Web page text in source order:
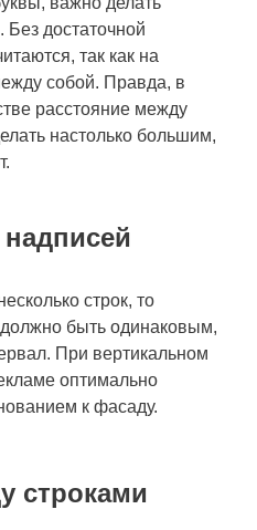
Без достаточной
так как на
собой. Правда, в
расстояние между
настолько большим,
строк, то
быть одинаковым,
При вертикальном
оптимально
к фасаду.
строками